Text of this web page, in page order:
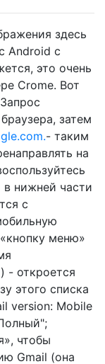
Android с
это очень
Crome. Вот
затем
- таким
на
нижней части
с
меню»
- откроется
этого списка
version: Mobile
чтобы
Gmail (она